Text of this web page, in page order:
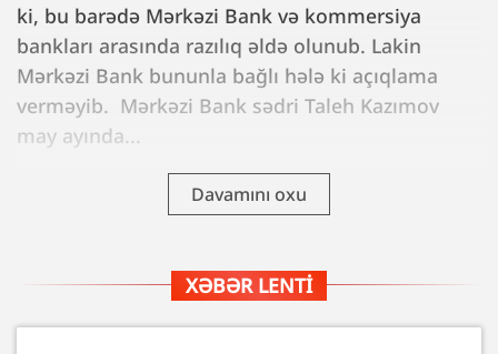
ki, bu barədə Mərkəzi Bank və kommersiya
bankları arasında razılıq əldə olunub. Lakin
Mərkəzi Bank bununla bağlı hələ ki açıqlama
verməyib. Mərkəzi Bank sədri Taleh Kazımov
may ayında...
Davamını oxu
XƏBƏR LENTI